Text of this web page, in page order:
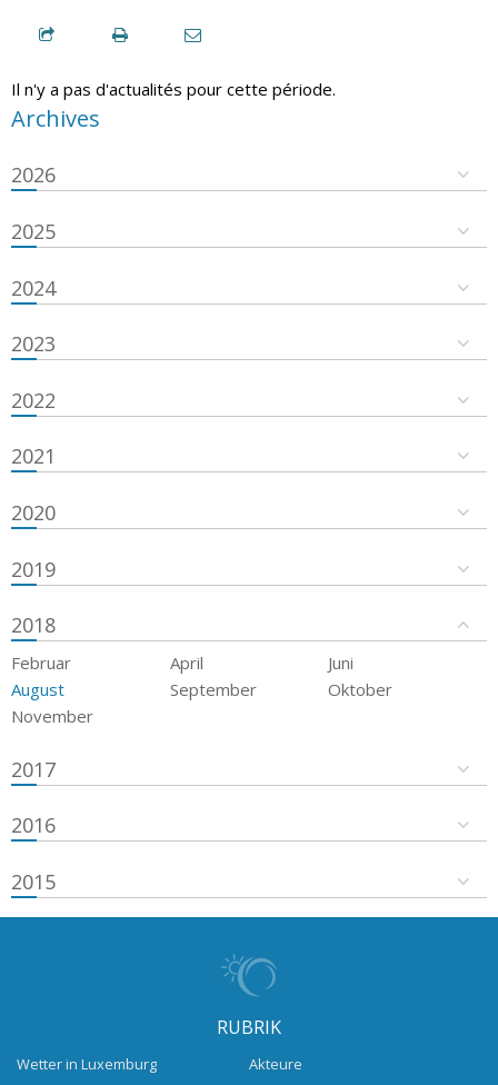
Il n'y a pas d'actualités pour cette période.
Archives
2026
2025
2024
2023
2022
2021
2020
2019
2018
Februar April
Juni
August
September
Oktober
November
2017
2016
2015
RUBRIK
Wetter in Luxemburg
Akteure